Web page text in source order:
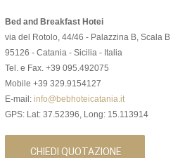
Bed and Breakfast Hotei
via del Rotolo, 44/46 - Palazzina B, Scala B
95126 - Catania - Sicilia - Italia
Tel. e Fax. +39 095.492075
Mobile +39 329.9154127
E-mail: info@bebhoteicatania.it
GPS: Lat: 37.52396, Long: 15.113914
CHIEDI QUOTAZIONE